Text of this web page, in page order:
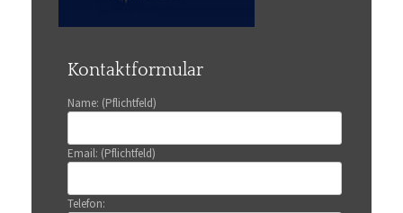
Kontaktformular
Name: (Pflichtfeld)
Email: (Pflichtfeld)
Telefon: